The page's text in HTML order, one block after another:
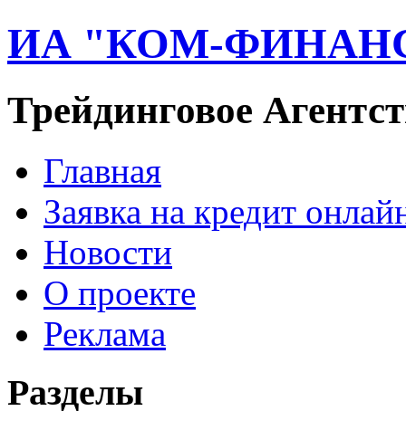
ИА "КОМ-
Трейдинговое
Главная
Заявка на кредит
Новости
О проекте
Реклама
Разделы